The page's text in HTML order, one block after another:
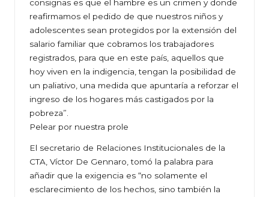
consignas es que el hambre es un crimen y donde
reafirmamos el pedido de que nuestros niños y
adolescentes sean protegidos por la extensión del
salario familiar que cobramos los trabajadores
registrados, para que en este país, aquellos que
hoy viven en la indigencia, tengan la posibilidad de
un paliativo, una medida que apuntaría a reforzar el
ingreso de los hogares más castigados por la
pobreza”.
Pelear por nuestra prole
El secretario de Relaciones Institucionales de la
CTA, Víctor De Gennaro, tomó la palabra para
añadir que la exigencia es “no solamente el
esclarecimiento de los hechos, sino también la